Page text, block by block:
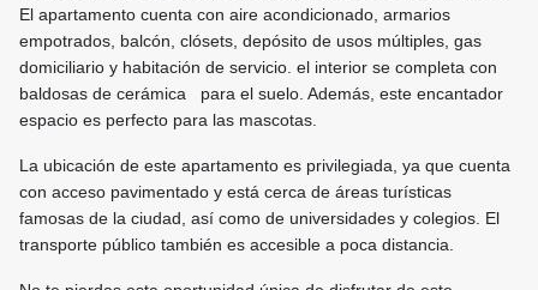
El apartamento cuenta con aire acondicionado, armarios
empotrados, balcón, clósets, depósito de usos múltiples, gas
domiciliario y habitación de servicio. el interior se completa con
baldosas de cerámica para el suelo. Además, este encantador
espacio es perfecto para las mascotas.
La ubicación de este apartamento es privilegiada, ya que cuenta
con acceso pavimentado y está cerca de áreas turísticas
famosas de la ciudad, así como de universidades y colegios. El
transporte público también es accesible a poca distancia.